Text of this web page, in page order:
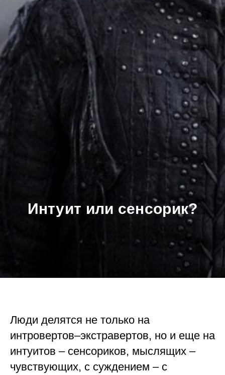
Интуит или сенсорик?
Люди делятся не только на
интровертов–экстравертов, но и еще на
интуитов – сенсориков, мыслящих –
чувствующих, с суждением – с